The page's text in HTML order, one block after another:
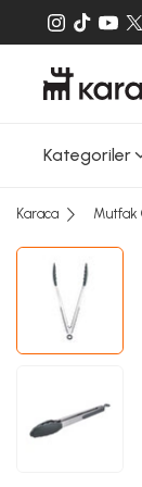
Kategoriler
Karaca Mutfak